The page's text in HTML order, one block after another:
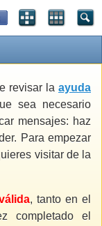
revisar la ayuda
sea necesario
mensajes: haz
Para empezar
visitar de la
, tanto en el
completado el